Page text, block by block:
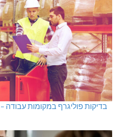
בדיקות פוליגרף במקומות עבודה